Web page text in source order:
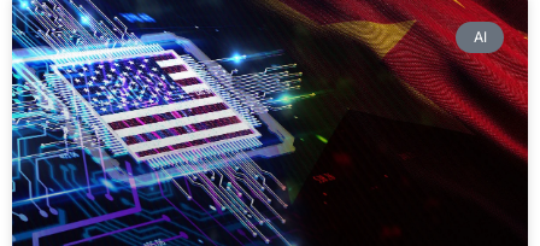
AI